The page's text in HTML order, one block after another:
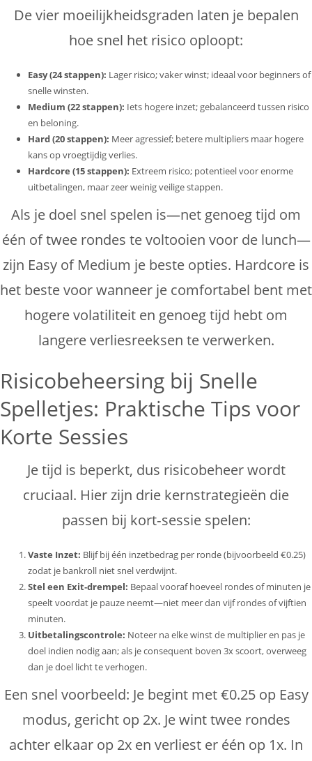
De vier moeilijkheidsgraden laten je bepalen
hoe snel het risico oploopt:
Easy (24 stappen): Lager risico; vaker winst; ideaal voor beginners of
snelle winsten.
Medium (22 stappen): Iets hogere inzet; gebalanceerd tussen risico
en beloning.
Hard (20 stappen): Meer agressief; betere multipliers maar hogere
kans op vroegtijdig verlies.
Hardcore (15 stappen): Extreem risico; potentieel voor enorme
uitbetalingen, maar zeer weinig veilige stappen.
Als je doel snel spelen is—net genoeg tijd om
één of twee rondes te voltooien voor de lunch—
zijn Easy of Medium je beste opties. Hardcore is
het beste voor wanneer je comfortabel bent met
hogere volatiliteit en genoeg tijd hebt om
langere verliesreeksen te verwerken.
Risicobeheersing bij Snelle
Spelletjes: Praktische Tips voor
Korte Sessies
Je tijd is beperkt, dus risicobeheer wordt
cruciaal. Hier zijn drie kernstrategieën die
passen bij kort‑sessie spelen:
Vaste Inzet: Blijf bij één inzetbedrag per ronde (bijvoorbeeld €0.25)
zodat je bankroll niet snel verdwijnt.
Stel een Exit‑drempel: Bepaal vooraf hoeveel rondes of minuten je
speelt voordat je pauze neemt—niet meer dan vijf rondes of vijftien
minuten.
Uitbetalingscontrole: Noteer na elke winst de multiplier en pas je
doel indien nodig aan; als je consequent boven 3x scoort, overweeg
dan je doel licht te verhogen.
Een snel voorbeeld: Je begint met €0.25 op Easy
modus, gericht op 2x. Je wint twee rondes
achter elkaar op 2x en verliest er één op 1x. In